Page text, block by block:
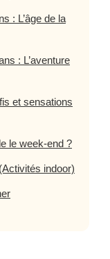
: L’âge de la
: L’aventure
et sensations
le week-end ?
indoor)